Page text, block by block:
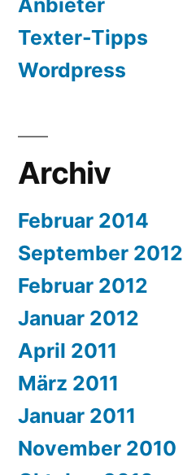
Anbieter
Texter-Tipps
Wordpress
Archiv
Februar 2014
September 2012
Februar 2012
Januar 2012
April 2011
März 2011
Januar 2011
November 2010